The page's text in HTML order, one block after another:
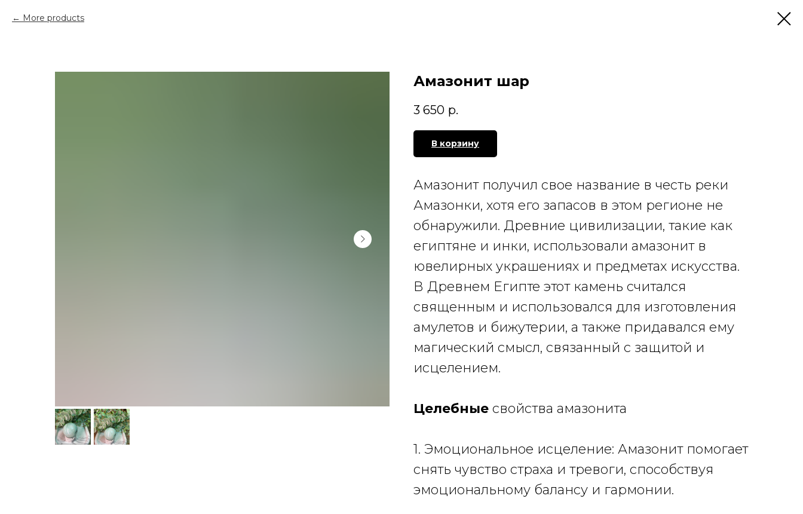
More products
Амазонит шар
3 650 р.
В корзину
Амазонит получил свое название в честь реки
Амазонки, хотя его запасов в этом регионе не
обнаружили. Древние цивилизации, такие как
египтяне и инки, использовали амазонит в
ювелирных украшениях и предметах искусства.
В Древнем Египте этот камень считался
священным и использовался для изготовления
амулетов и бижутерии, а также придавался ему
магический смысл, связанный с защитой и
исцелением.
Целебные свойства амазонита
1. Эмоциональное исцеление: Амазонит помогает
снять чувство страха и тревоги, способствуя
эмоциональному балансу и гармонии.